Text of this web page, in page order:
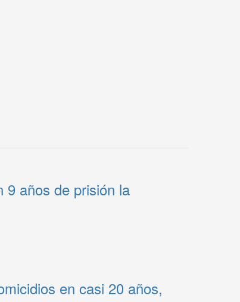
9 años de prisión la
en casi 20 años,